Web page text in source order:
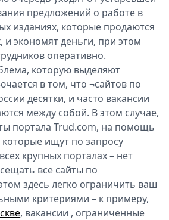
предложений о работе в
изданиях, которые продаются
и экономят деньги, при этом
оперативно.
которую выделяют
в том, что ¬сайтов по
десятки, и часто вакансии
между собой. В этом случае,
портала Trud.com, на помощь
ищут по запросу
крупных порталах – нет
все сайты по
здесь легко ограничить ваш
критериями – к примеру,
, вакансии , ограниченные